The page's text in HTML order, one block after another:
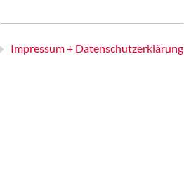
Impressum + Datenschutzerklärung